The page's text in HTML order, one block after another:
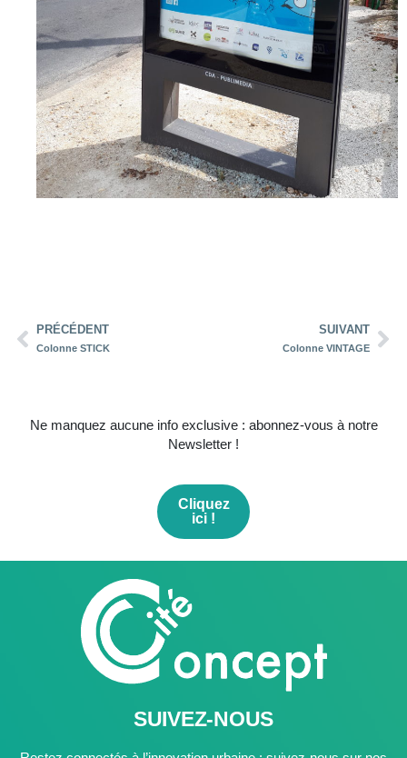
PRÉCÉDENT
Colonne STICK
SUIVANT
Colonne VINTAGE
Ne manquez aucune info exclusive : abonnez-vous à notre
Newsletter !
Cliquez
ici !
SUIVEZ-NOUS